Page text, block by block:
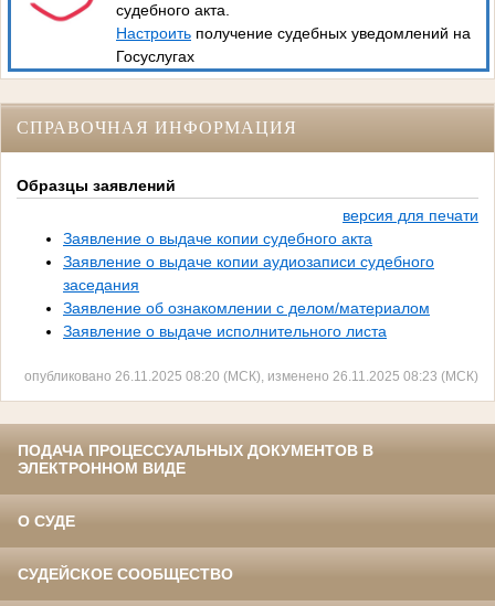
судебного акта.
Настроить получение судебных уведомлений на
Госуслугах
СПРАВОЧНАЯ ИНФОРМАЦИЯ
Образцы заявлений
версия для печати
Заявление о выдаче копии судебного акта
Заявление о выдаче копии аудиозаписи судебного
заседания
Заявление об ознакомлении с делом/материалом
Заявление о выдаче исполнительного листа
опубликовано 26.11.2025 08:20 (МСК), изменено 26.11.2025 08:23 (МСК)
ПОДАЧА ПРОЦЕССУАЛЬНЫХ ДОКУМЕНТОВ В
ЭЛЕКТРОННОМ ВИДЕ
О СУДЕ
СУДЕЙСКОЕ СООБЩЕСТВО